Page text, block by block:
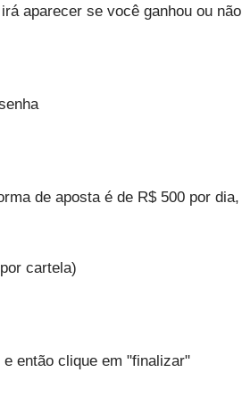
aparecer se você ganhou ou não
de aposta é de R$ 500 por
cartela)
então clique em "finalizar"